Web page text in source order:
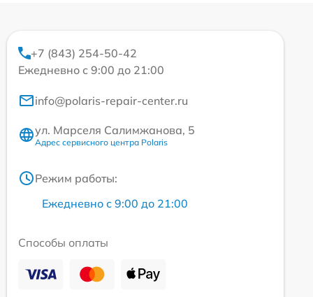
+7 (843) 254-50-42
Ежедневно с 9:00 до 21:00
info@polaris-repair-center.ru
ул. Марселя Салимжанова, 5
Адрес сервисного центра Polaris
Режим работы:
Ежедневно с 9:00 до 21:00
Способы оплаты